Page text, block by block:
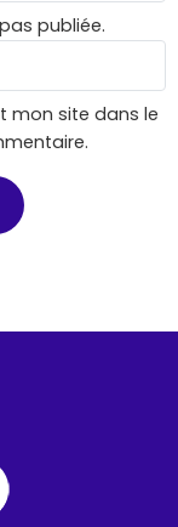
publiée.
mon site dans le